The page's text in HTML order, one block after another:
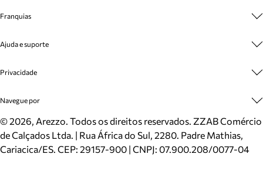
Cashback
Venda Corporativa
Mapa do Site
Inverno
Mundo Arezzo
Franquias
Plano de Negócio
Ajuda e suporte
Cadastro
Meus Pedidos
Trocas e Devoluções
Cartão Presente
Localizador de lojas
Privacidade
Politica e Privacidade
Navegue por
Sapatos
Bolsas
Scarpins
©2026, Arezzo. Todos os direitos reservados. ZZAB Comércio
de Calçados Ltda. | Rua África do Sul, 2280. Padre Mathias,
Cariacica/ES. CEP: 29157-900 | CNPJ: 07.900.208/0077-04